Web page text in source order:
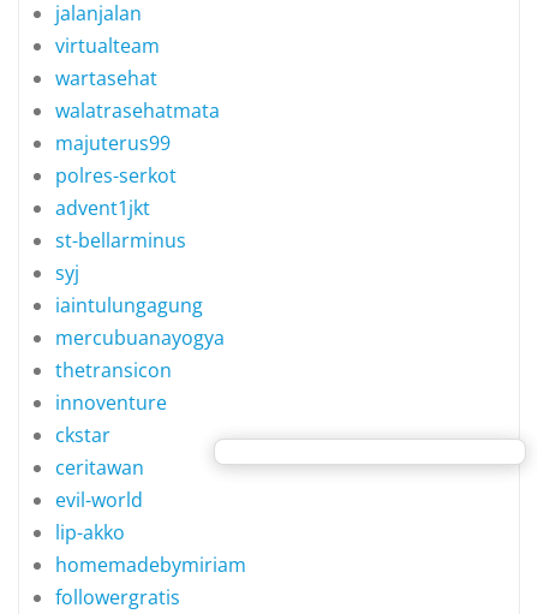
jalanjalan
virtualteam
wartasehat
walatrasehatmata
majuterus99
polres-serkot
advent1jkt
st-bellarminus
syj
iaintulungagung
mercubuanayogya
thetransicon
innoventure
ckstar
ceritawan
evil-world
lip-akko
homemadebymiriam
followergratis